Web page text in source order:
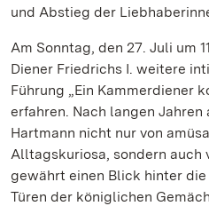
und Abstieg der
Am Sonntag, den 27. Juli um
Diener Friedrichs I. weitere
Führung „Ein Kammerdiener
erfahren. Nach langen Jahren
Hartmann nicht nur von
Alltagskuriosa, sondern auch
gewährt einen Blick hinter
Türen der königlichen